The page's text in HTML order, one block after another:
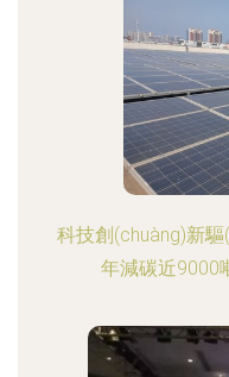
科技創(chuàng)新
年減碳近9000